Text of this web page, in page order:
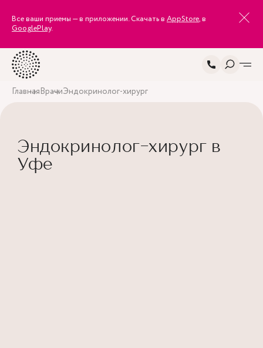
Все ваши приемы — в приложении. Скачать в AppStore, в
GooglePlay.
ГлавнаяВрачиЭндокринолог-хирург
Эндокринолог-хирург в
Уфе